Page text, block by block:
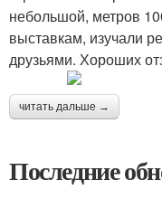
небольшой, метров
выставкам, изучали
друзьями. Хороших
читать дальше →
Последние